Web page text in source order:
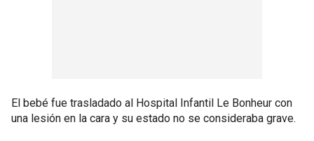
El bebé fue trasladado al Hospital Infantil Le Bonheur con
una lesión en la cara y su estado no se consideraba grave.